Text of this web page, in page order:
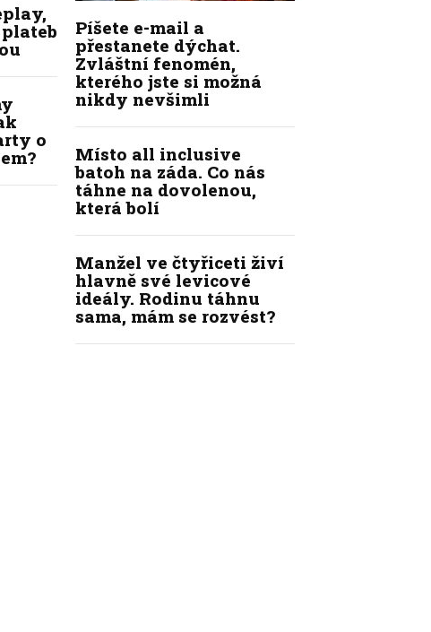
o
Píšete e-mail a
přestanete dýchat.
Zvláštní fenomén,
kterého jste si možná
nikdy nevšimli
Místo all inclusive
batoh na záda. Co nás
táhne na dovolenou,
která bolí
Manžel ve čtyřiceti živí
hlavně své levicové
ideály. Rodinu táhnu
sama, mám se rozvést?